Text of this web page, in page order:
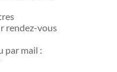
rendez-vous
par mail :